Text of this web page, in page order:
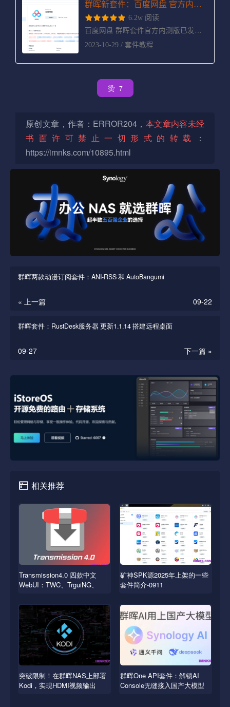
赞 7
原创文章，作者：ERROR204， 本文章内容未经
书面许可禁止一切形式的转载
：
https://imnks.com/10895.html
群晖两款动漫订阅套件：ANI-RSS 和 AutoBangumi
« 上一篇 09-22
群晖套件：RustDesk服务器 更新1.1.14 搭建远程桌面
下一篇 »
09-27
相关推荐
Transmission4.0 四款中文
WebUI：TWC、TrguiNG、
矿神SPK源2025年上架的一些
套件简介-0911
突破限制！在群晖NAS上部署
Kodi，实现HDMI视频输出
群晖One API套件：解锁AI
Console无缝接入国产大模型